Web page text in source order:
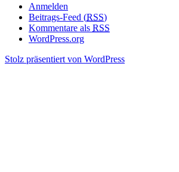
Anmelden
Beitrags-Feed (RSS)
Kommentare als RSS
WordPress.org
Stolz präsentiert von WordPress